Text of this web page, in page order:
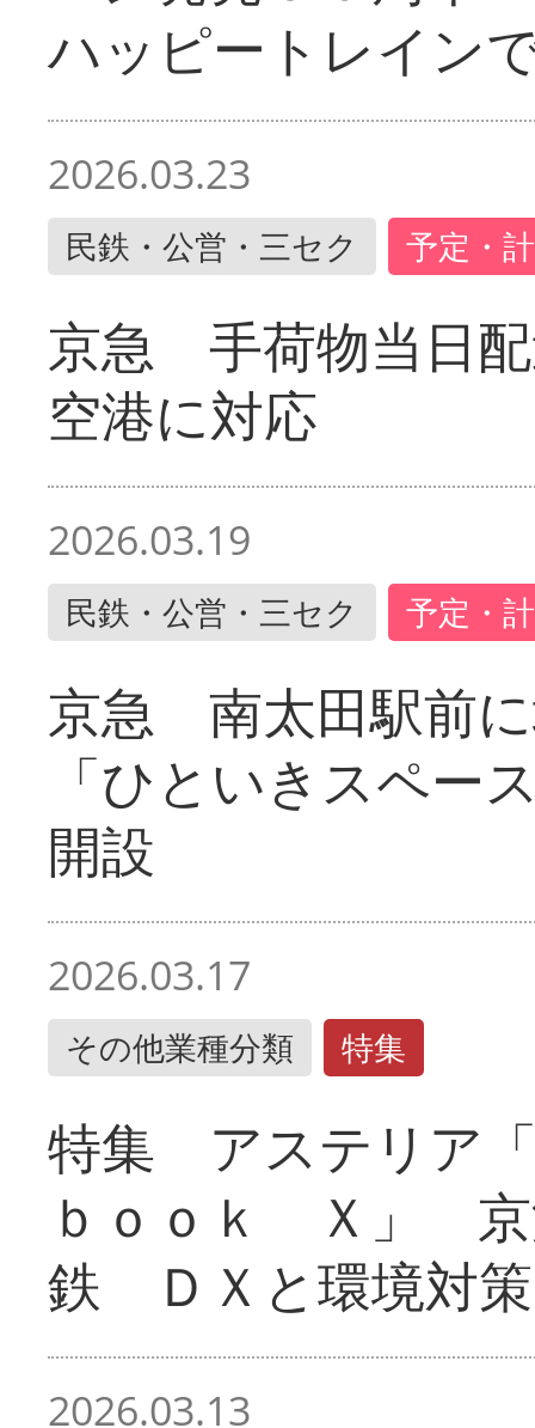
ハッピートレイン
2026.03.23
民鉄・公営・三セク 予定・
京急 手荷物当日
空港に対応
2026.03.19
民鉄・公営・三セク 予定・
京急 南太田駅前
「ひといきスペー
開設
2026.03.17
その他業種分類 特集
特集 アステリア
ｂｏｏｋ Ｘ」 京
鉄 ＤＸと環境対策
2026.03.13